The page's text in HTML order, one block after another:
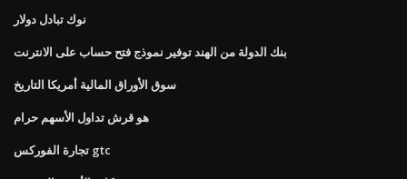
نوك تبادل دولار
بنك الدولة من الهند توفير نموذج فتح حساب على الانترنت
سوق الأوراق المالية أمريكا التاريخ
هو قرش تداول الأسهم حرام
تجارة الفوركس gtc